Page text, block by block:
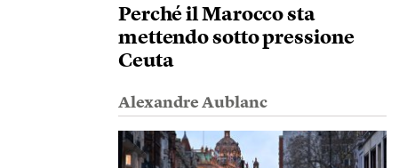
Perché il Marocco sta
mettendo sotto pressione
Ceuta
Alexandre Aublanc